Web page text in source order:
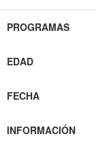
PROGRAMAS
EDAD
FECHA
INFORMACIÓN